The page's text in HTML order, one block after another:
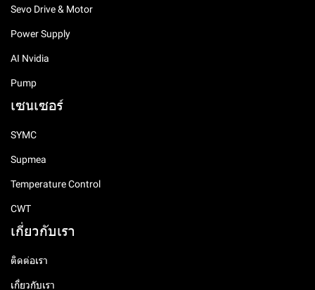
Sevo Drive & Motor
Power Supply
AI Nvidia
Pump
เซนเซอร์
SYMC
Supmea
Temperature Control
CWT
เกี่ยวกับเรา
ติดต่อเรา
เกี่ยวกับเรา